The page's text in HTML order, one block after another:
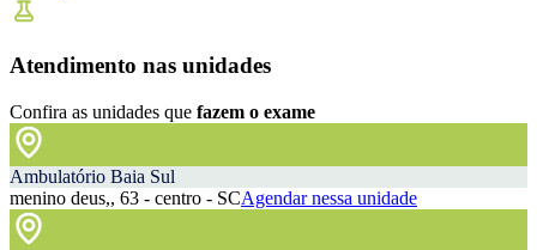
Atendimento nas unidades
Confira as unidades que fazem o exame
Ambulatório Baia Sul
menino deus,, 63 - centro - SCAgendar nessa unidade